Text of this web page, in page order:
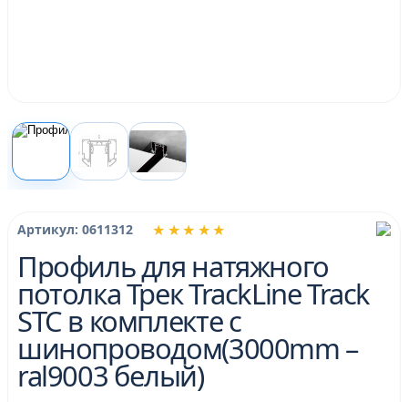
★★★★★
Артикул: 0611312
Профиль для натяжного
потолка Трек TrackLine Track
STC в комплекте с
шинопроводом(3000mm –
ral9003 белый)